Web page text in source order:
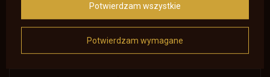
Dodaj własne zdjęcie produktu:
Potwierdzam wymagane
Potwierdzam wszystkie